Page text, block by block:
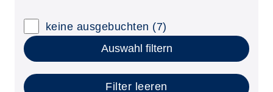
keine ausgebuchten (7)
Auswahl filtern
Filter leeren